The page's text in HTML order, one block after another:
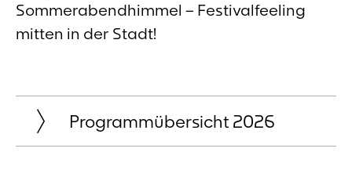
Sommerabendhimmel – Festivalfeeling
mitten in der Stadt!
Programmübersicht 2026